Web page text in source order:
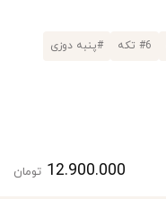
#6 تکه #پنبه دوزی
12.900.000 تومان